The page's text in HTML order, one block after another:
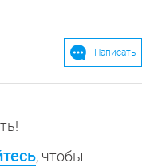
Написать
, чтобы